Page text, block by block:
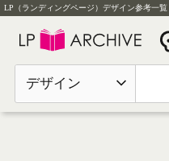
LP（ランディングページ）デザイン参考一覧
デザイン